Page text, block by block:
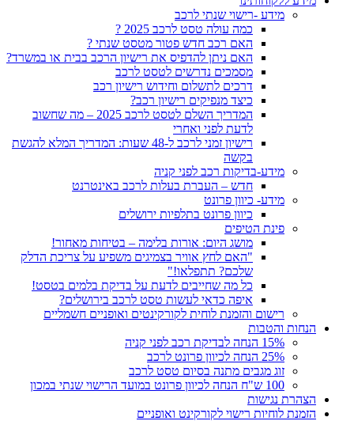
מידע -רישוי שנתי לרכב
כמה עולה טסט לרכב 2025 ?
האם רכב חדש פטור מטסט שנתי ?
האם ניתן להדפיס את רישיון הרכב בבית או במשרד?
מסמכים נדרשים לטסט לרכב
דרכים לתשלום וחידוש רישיון רכב
כיצד מנפיקים רישיון רכב?
המדריך השלם לטסט לרכב 2025 – מה שחשוב
לדעת לפני ואחרי
רישיון זמני לרכב ל-48 שעות: המדריך המלא להגשת
בקשה
מידע-בדיקות רכב לפני קניה
חדש – העברת בעלות לרכב באינטרנט
מידע- כיוון פרונט
כיוון פרונט בתלפיות ירושלים
פינת הטיפים
מושג היום: אורות בלימה – בטיחות מאחור!
"האם לחץ אוויר בצמיגים משפיע על צריכת הדלק
שלכם? תתפלאו!"
כל מה שחייבים לדעת על בדיקת בלמים בטסט!
איפה כדאי לעשות טסט לרכב בירושלים?
רישום והזמנת לוחית לקורקינטים ואופניים חשמליים
הנחות והטבות
15% הנחה לבדיקת רכב לפני קניה
25% הנחה לכיוון פרונט לרכב
זוג מגבים מתנה בסיום טסט לרכב
100 ש"ח הנחה לכיוון פרונט במועד הרישוי שנתי במכון
הצהרת נגישות
הזמנת לוחיות רישוי לקורקינט ואופניים